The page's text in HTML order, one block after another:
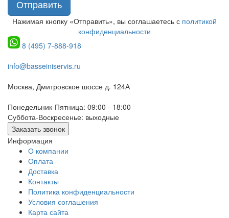
Отправить
Нажимая кнопку «Отправить», вы соглашаетесь с политикой
конфиденциальности
8 (495) 7-888-918
info@basseiniservis.ru
Москва, Дмитровское шоссе д. 124А
Понедельник-Пятница: 09:00 - 18:00
Суббота-Воскресенье: выходные
Заказать звонок
Информация
О компании
Оплата
Доставка
Контакты
Политика конфиденциальности
Условия соглашения
Карта сайта